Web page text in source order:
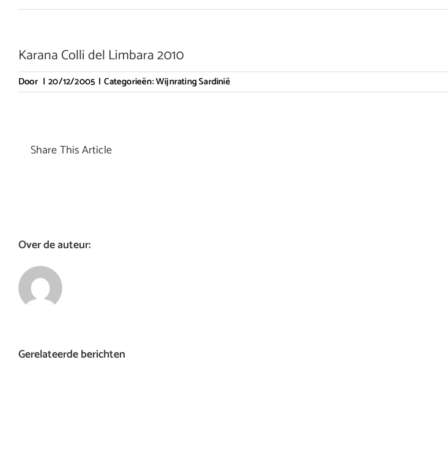
Karana Colli del Limbara 2010
Door | 20/12/2005 | Categorieën:Wijnrating Sardinië
Share This Article
Over de auteur:
Gerelateerde berichten